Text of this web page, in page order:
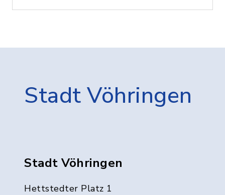
Stadt Vöhringen
Stadt Vöhringen
Hettstedter Platz 1